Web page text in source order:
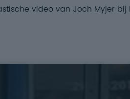
video van Joch Myjer bij